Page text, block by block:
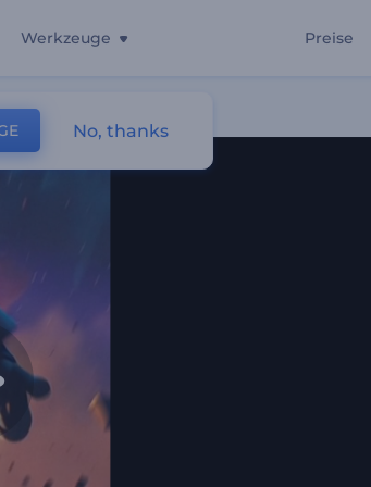
Werkzeuge Preise
No, thanks